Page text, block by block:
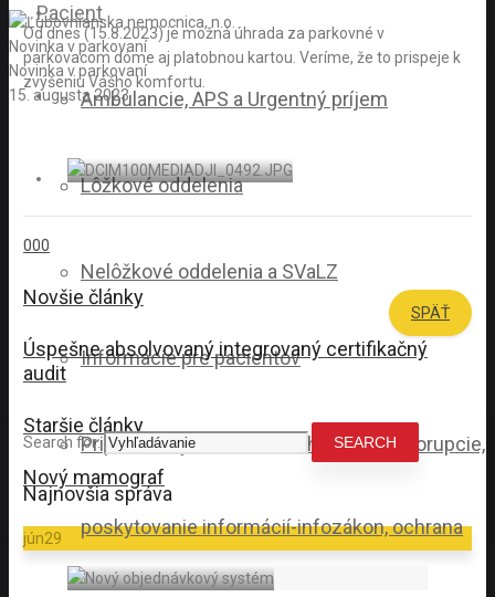
Pacient
Ambulancie, APS a Urgentný príjem
Lôžkové oddelenia
Nelôžkové oddelenia a SVaLZ
Informácie pre pacientov
Pripomienky, sťažnosti, nahlasovanie korupcie,
poskytovanie informácií-infozákon, ochrana
Novinka v parkovaní
Novinka v parkovaní
15. augusta 2023
Od dnes (15.8.2023) je možná úhrada za parkovné v
parkovacom dóme aj platobnou kartou. Veríme, že to prispeje k
zvýšeniu Vášho komfortu.
000
Novšie články
Úspešne absolvovaný integrovaný certifikačný
audit
Staršie články
Nový mamograf
SPÄŤ
Search for:
Najnovšia správa
jún29